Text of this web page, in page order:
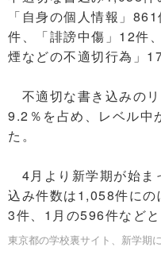
「自身の個人情報」
件、「誹謗中傷」12件
煙などの不適切行為」
不適切な書き込みの
9.2％を占め、レベル中
た。
4月より新学期が始ま
込み件数は1,058件に
3件、1月の596件などと
東京都の学校裏サイト、新学期